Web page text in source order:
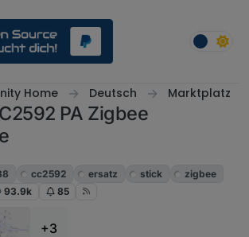
Home Deutsch Marktplatz
PA Zigbee
cc2592 ersatz stick
zigbee
93.9k 85
+3